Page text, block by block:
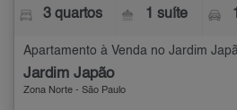
3 quartos 1 suíte
Apartamento à Venda no Jardim
Jardim Japão
Zona Norte - São Paulo